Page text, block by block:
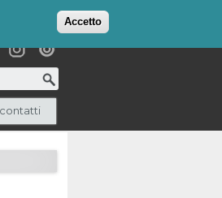
Accetto
(0)
contatti